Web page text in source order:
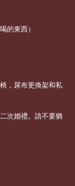
的東西）
，尿布更換架和私
次婚禮。請不要猶